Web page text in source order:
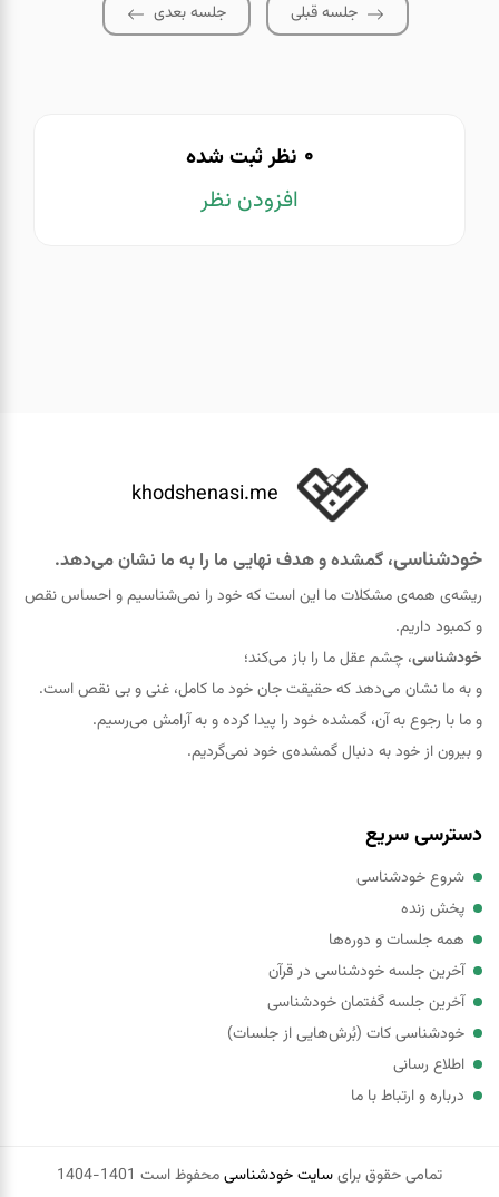
جلسه قبلی جلسه بعدی
0 نظر ثبت شده
افزودن نظر
khodshenasi.me
خودشناسی، گمشده و هدف نهایی ما را به ما نشان می‌دهد.
ریشه‌ی همه‌ی مشکلات ما این است که خود را نمی‌شناسیم و احساس نقص
و کمبود داریم.
خودشناسی، چشم عقل ما را باز می‌کند؛
و به ما نشان می‌دهد که حقيقت جان خود ما کامل، غنی و بی نقص است.
و ما با رجوع به آن، گمشده خود را پيدا کرده و به آرامش می‌رسیم.
و بیرون از خود به دنبال گمشده‌ی خود نمی‌گردیم.
دسترسی سریع
شروع خودشناسی
پخش زنده
همه جلسات و دوره‌ها
آخرین جلسه خودشناسی در قرآن
آخرین جلسه گفتمان خودشناسی
خودشناسی کات (بُرش‌هایی از جلسات)
اطلاع رسانی
درباره و ارتباط با ما
تمامی حقوق برایسایت خودشناسیمحفوظ است 1401-1404